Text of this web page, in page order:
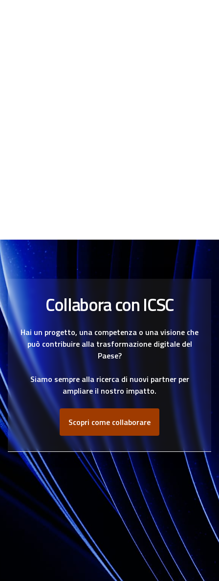
Collabora con ICSC
Hai un progetto, una competenza o una visione che
può contribuire alla trasformazione digitale del
Paese?
Siamo sempre alla ricerca di nuovi partner per
ampliare il nostro impatto.
Scopri come collaborare